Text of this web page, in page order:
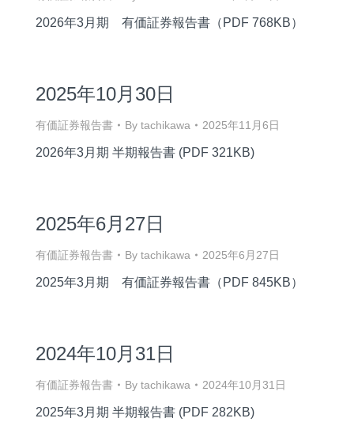
2026年3月期 有価証券報告書（PDF 768KB）
2025年10月30日
有価証券報告書 By tachikawa 2025年11月6日
2026年3月期 半期報告書 (PDF 321KB)
2025年6月27日
有価証券報告書 By tachikawa 2025年6月27日
2025年3月期 有価証券報告書（PDF 845KB）
2024年10月31日
有価証券報告書 By tachikawa 2024年10月31日
2025年3月期 半期報告書 (PDF 282KB)